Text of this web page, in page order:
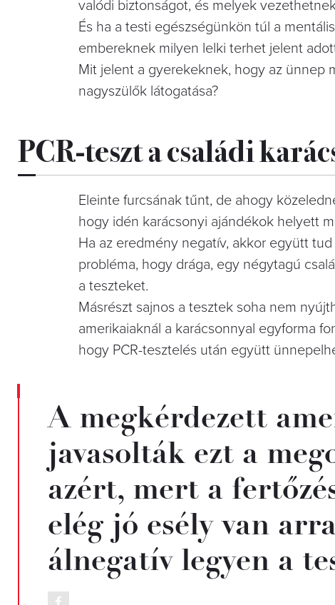
valódi biztonságot, és melyek
És ha a testi egészségünkön túl a
embereknek milyen lelki terhet jelent
Mit jelent a gyerekeknek, hogy az ünnep
nagyszülők látogatása?
PCR-teszt a családi
Eleinte furcsának tűnt, de ahogy
hogy idén karácsonyi ajándékok helyett
Ha az eredmény negatív, akkor együtt
probléma, hogy drága, egy négytagú
a teszteket.
Másrészt sajnos a tesztek soha nem
amerikaiaknál a karácsonnyal egyforma
hogy PCR-tesztelés után együtt
A megkérdezett
javasolták ezt a
azért, mert a
elég jó esély van
álnegatív legyen a